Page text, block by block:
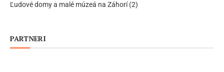
Ľudové domy a malé múzeá na Záhorí (2)
PARTNERI